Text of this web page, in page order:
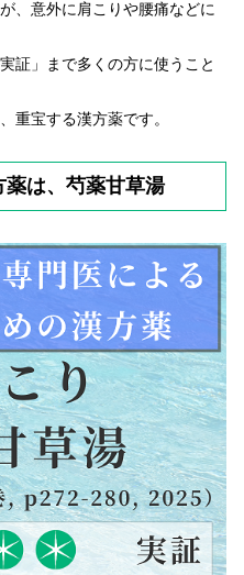
、意外に肩こりや腰痛などに
証」まで多くの方に使うこと
重宝する漢方薬です。
薬は、芍薬甘草湯